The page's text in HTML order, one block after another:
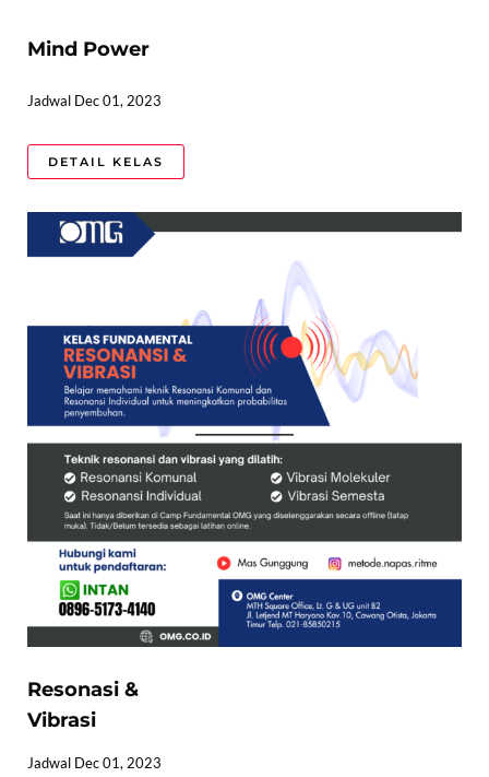
Mind Power
Jadwal Dec 01, 2023
DETAIL KELAS
Resonasi &
Vibrasi
Jadwal Dec 01, 2023